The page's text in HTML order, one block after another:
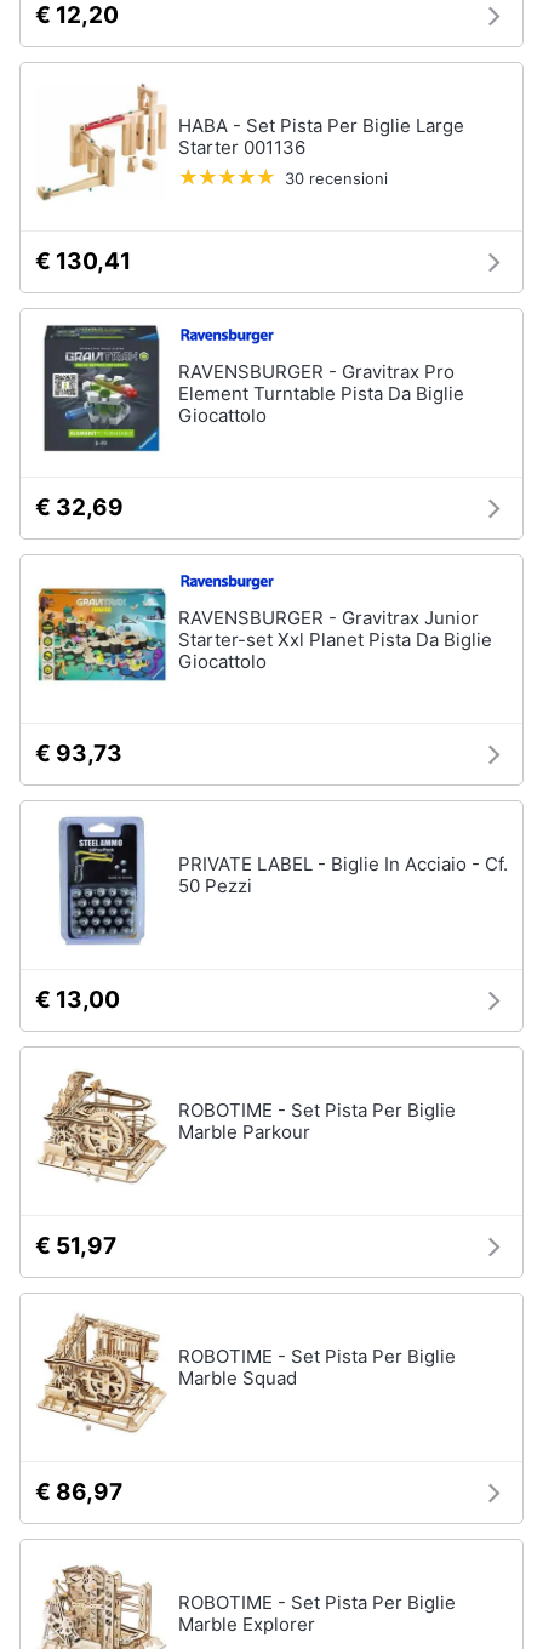
€ 12,20
HABA - Set Pista Per Biglie Large
Starter 001136
30 recensioni
€ 130,41
RAVENSBURGER - Gravitrax Pro
Element Turntable Pista Da Biglie
Giocattolo
€ 32,69
RAVENSBURGER - Gravitrax Junior
Starter-set Xxl Planet Pista Da Biglie
Giocattolo
€ 93,73
PRIVATE LABEL - Biglie In Acciaio - Cf.
50 Pezzi
€ 13,00
ROBOTIME - Set Pista Per Biglie
Marble Parkour
€ 51,97
ROBOTIME - Set Pista Per Biglie
Marble Squad
€ 86,97
ROBOTIME - Set Pista Per Biglie
Marble Explorer